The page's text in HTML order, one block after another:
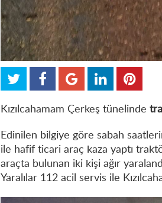
Kızılcahamam Çerkeş tünelinde
Edinilen bilgiye göre sabah
ile hafif ticari araç kaza yaptı
araçta bulunan iki kişi ağır
Yaralılar 112 acil servis ile